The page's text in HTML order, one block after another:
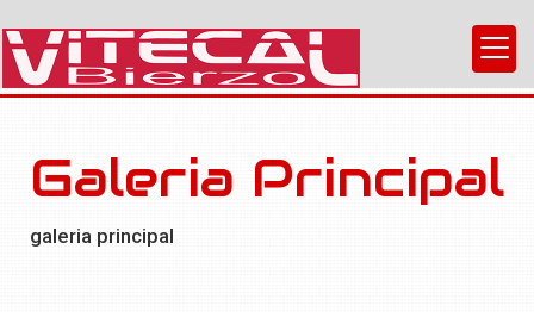
Galeria Principal
galeria principal